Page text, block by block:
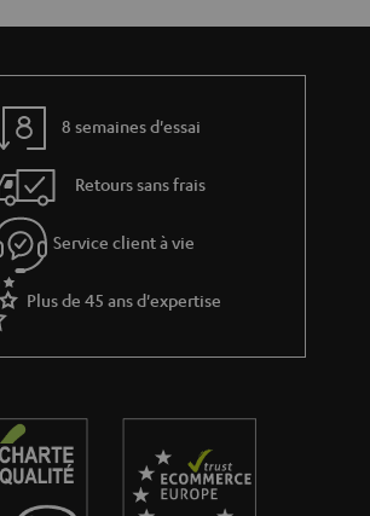
8 semaines d'essai
Retours sans frais
Service client à vie
Plus de 45 ans d'expertise